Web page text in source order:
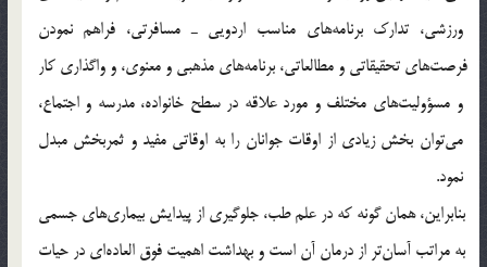
ورزشي، تدارك برنامه‎هاي مناسب اردويي ـ مسافرتي، فراهم نمودن
فرصت‎هاي تحقيقاتي و مطالعاتي، برنامه‎هاي مذهبي و معنوي، و واگذاري كار
و مسؤوليت‎هاي مختلف و مورد علاقه در سطح خانواده، مدرسه و اجتماع،
مي‎توان بخش زيادي از اوقات جوانان را به اوقاتي مفيد و ثمربخش مبدل
نمود.
بنابراين، همان گونه كه در علم طب، جلوگيري از پيدايش بيماري‎هاي جسمي
به مراتب آسان‎تر از درمان آن است و بهداشت اهميت فوق العاده‎اي در حيات